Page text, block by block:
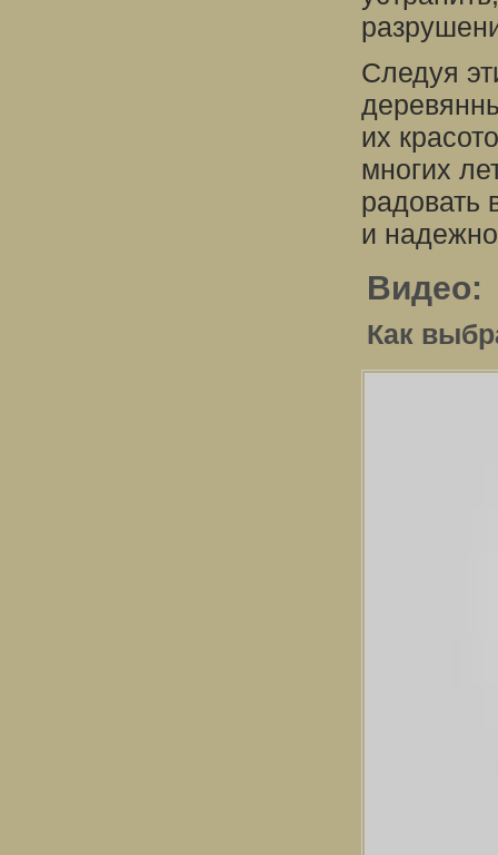
Следуя
их
многих
радовать
и
Видео:
Как